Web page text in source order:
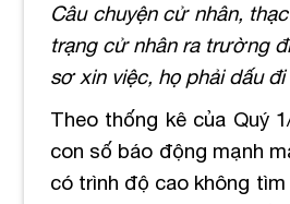
Câu chuyện cử nhân,
trạng cử nhân ra trường
sơ xin việc, họ phải dấu
Theo thống kê của Quý
con số báo động mạnh
có trình độ cao không